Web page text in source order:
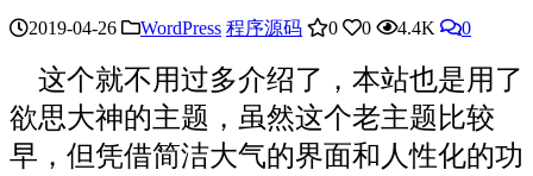
2019-04-26 WordPress 程序源码 0 0 4.4K 0
这个就不用过多介绍了，本站也是用了
欲思大神的主题，虽然这个老主题比较
早，但凭借简洁大气的界面和人性化的功